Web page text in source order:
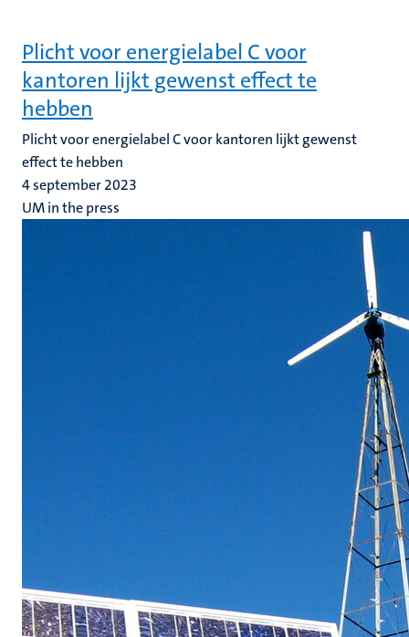
Plicht voor energielabel C voor
kantoren lijkt gewenst effect te
hebben
Plicht voor energielabel C voor kantoren lijkt gewenst
effect te hebben
4 september 2023
UM in the press